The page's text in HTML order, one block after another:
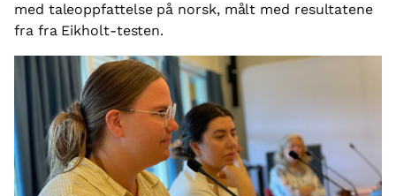
med taleoppfattelse på norsk, målt med resultatene
fra fra Eikholt-testen.